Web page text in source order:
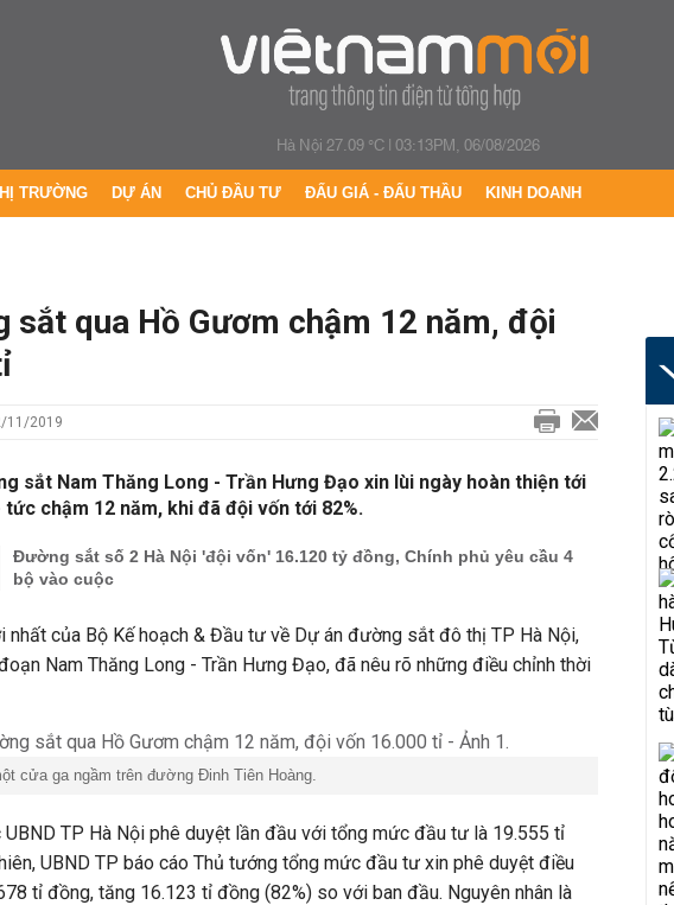
Hà Nội 27.09 °C|03:13PM, 06/08/2026
TRƯỜNG DỰ ÁN CHỦ ĐẦU TƯ ĐẤU GIÁ - ĐẤU THẦU KINH DOANH
sắt qua Hồ Gươm chậm 12 năm, đội
11/2019
sắt Nam Thăng Long - Trần Hưng Đạo xin lùi ngày hoàn thiện tới
tức chậm 12 năm, khi đã đội vốn tới 82%.
Đường sắt số 2 Hà Nội 'đội vốn' 16.120 tỷ đồng, Chính phủ yêu cầu 4
bộ vào cuộc
nhất của Bộ Kế hoạch & Đầu tư về Dự án đường sắt đô thị TP Hà Nội,
Nam Thăng Long - Trần Hưng Đạo, đã nêu rõ những điều chỉnh thời
cửa ga ngầm trên đường Đinh Tiên Hoàng.
TP Hà Nội phê duyệt lần đầu với tổng mức đầu tư là 19.555 tỉ
UBND TP báo cáo Thủ tướng tổng mức đầu tư xin phê duyệt điều
tỉ đồng, tăng 16.123 tỉ đồng (82%) so với ban đầu. Nguyên nhân là